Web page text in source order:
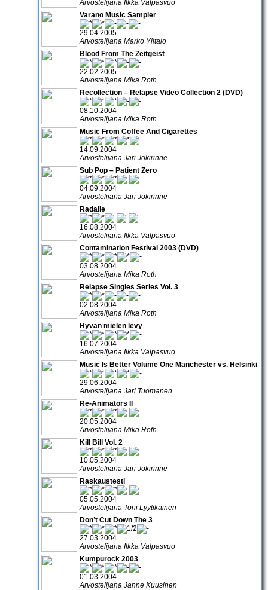
Arvostelijana Ilkka Valpasvuo
Varano Music Sampler
29.04.2005
Arvostelijana Marko Ylitalo
Blood From The Zeitgeist
22.02.2005
Arvostelijana Mika Roth
Recollection – Relapse Video Collection 2 (DVD)
08.10.2004
Arvostelijana Mika Roth
Music From Coffee And Cigarettes
14.09.2004
Arvostelijana Jari Jokirinne
Sub Pop – Patient Zero
04.09.2004
Arvostelijana Jari Jokirinne
Radalle
16.08.2004
Arvostelijana Ilkka Valpasvuo
Contamination Festival 2003 (DVD)
03.08.2004
Arvostelijana Mika Roth
Relapse Singles Series Vol. 3
02.08.2004
Arvostelijana Mika Roth
Hyvän mielen levy
16.07.2004
Arvostelijana Ilkka Valpasvuo
Music Is Better Volume One Manchester vs. Helsinki
29.06.2004
Arvostelijana Jari Tuomanen
Re-Animators II
20.05.2004
Arvostelijana Mika Roth
Kill Bill Vol. 2
10.05.2004
Arvostelijana Jari Jokirinne
Raskaustesti
05.05.2004
Arvostelijana Toni Lyytikäinen
Don’t Cut Down The 3
27.03.2004
Arvostelijana Ilkka Valpasvuo
Kumpurock 2003
01.03.2004
Arvostelijana Janne Kuusinen